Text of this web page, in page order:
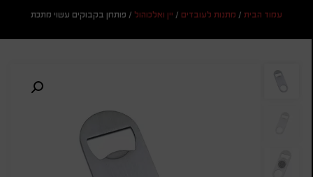
עמוד הבית/ מתנות לעובדים/ יין ואלכוהול/ פותחן בקבוקים עשוי מתכת